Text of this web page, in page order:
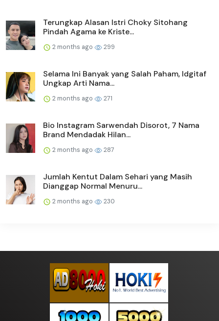
Terungkap Alasan Istri Choky Sitohang
Pindah Agama ke Kriste...
2 months ago 299
Selama Ini Banyak yang Salah Paham, Idgitaf
Ungkap Arti Nama...
2 months ago 271
Bio Instagram Sarwendah Disorot, 7 Nama
Brand Mendadak Hilan...
2 months ago 287
Jumlah Kentut Dalam Sehari yang Masih
Dianggap Normal Menuru...
2 months ago 230